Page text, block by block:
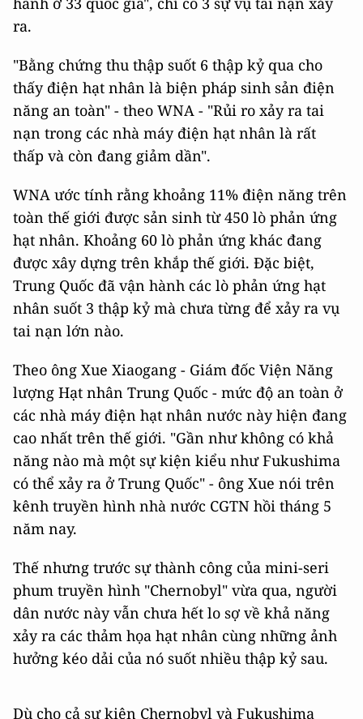
ra.
"Bằng chứng thu thập suốt 6 thập kỷ qua cho
thấy điện hạt nhân là biện pháp sinh sản điện
năng an toàn" - theo WNA - "Rủi ro xảy ra tai
nạn trong các nhà máy điện hạt nhân là rất
thấp và còn đang giảm dần".
WNA ước tính rằng khoảng 11% điện năng trên
toàn thế giới được sản sinh từ 450 lò phản ứng
hạt nhân. Khoảng 60 lò phản ứng khác đang
được xây dựng trên khắp thế giới. Đặc biệt,
Trung Quốc đã vận hành các lò phản ứng hạt
nhân suốt 3 thập kỷ mà chưa từng để xảy ra vụ
tai nạn lớn nào.
Theo ông Xue Xiaogang - Giám đốc Viện Năng
lượng Hạt nhân Trung Quốc - mức độ an toàn ở
các nhà máy điện hạt nhân nước này hiện đang
cao nhất trên thế giới. "Gần như không có khả
năng nào mà một sự kiện kiểu như Fukushima
có thể xảy ra ở Trung Quốc" - ông Xue nói trên
kênh truyền hình nhà nước CGTN hồi tháng 5
năm nay.
Thế nhưng trước sự thành công của mini-seri
phum truyền hình "Chernobyl" vừa qua, người
dân nước này vẫn chưa hết lo sợ về khả năng
xảy ra các thảm họa hạt nhân cùng những ảnh
hưởng kéo dải của nó suốt nhiều thập kỷ sau.
Dù cho cả sự kiện Chernobyl và Fukushima